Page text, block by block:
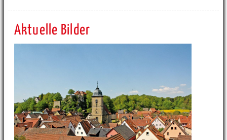
Aktuelle Bilder